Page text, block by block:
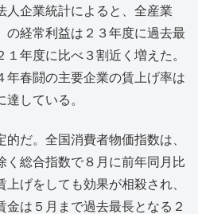
人企業統計によると、全産業
の経常利益は２３年度に過去最
年度に比べ３割近く増えた。
年春闘の主要企業の賃上げ率は
している。
だ。全国消費者物価指数は、
く総合指数で８月に前年同月比
上げをしても効果が相殺され、
金は５月まで過去最長となる２